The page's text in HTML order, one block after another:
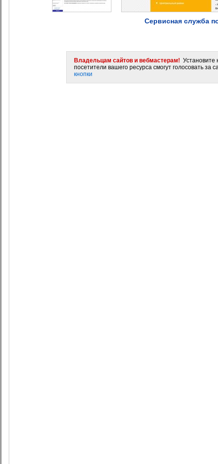
Сервисная служба
Владельцам сайтов и вебмастерам! Установите
посетители вашего ресурса смогут голосовать за
кнопки